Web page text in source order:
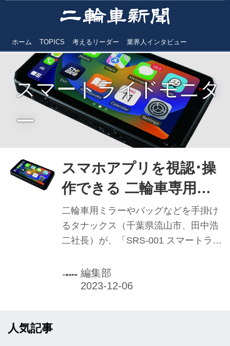
ホーム TOPICS 考えるリーダー 業界人インタビュー
スマートライドモニタ
ー
スマホアプリを視認･操
作できる 二輪車専用ス
マートライドモニター
AIO-5 Lite タナックス
から発売
二輪車用ミラーやバッグなどを手掛け
るタナックス（千葉県流山市、田中浩
二社長）が、「SRS-001 スマートライ
29日（水）に発売した。
編集部
人気記事